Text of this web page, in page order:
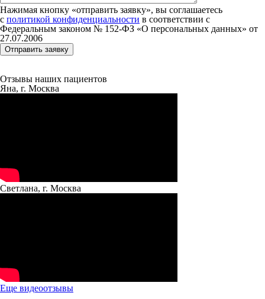
Нажимая кнопку «отправить заявку», вы соглашаетесь
с политикой конфиденциальности в соответствии с
Федеральным законом № 152‑ФЗ «О персональных данных» от
27.07.2006
Отзывы наших пациентов
Яна, г. Москва
Светлана, г. Москва
Еще видеоотзывы